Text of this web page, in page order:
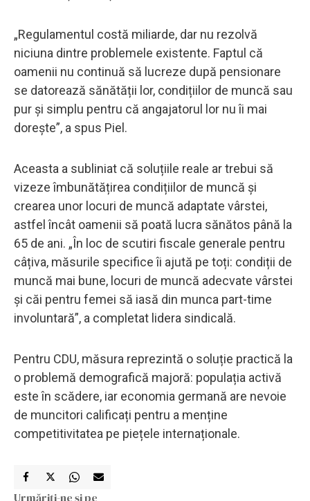
„Regulamentul costă miliarde, dar nu rezolvă
niciuna dintre problemele existente. Faptul că
oamenii nu continuă să lucreze după pensionare
se datorează sănătății lor, condițiilor de muncă sau
pur și simplu pentru că angajatorul lor nu îi mai
dorește”, a spus Piel.
Aceasta a subliniat că soluțiile reale ar trebui să
vizeze îmbunătățirea condițiilor de muncă și
crearea unor locuri de muncă adaptate vârstei,
astfel încât oamenii să poată lucra sănătos până la
65 de ani. „În loc de scutiri fiscale generale pentru
câțiva, măsurile specifice îi ajută pe toți: condiții de
muncă mai bune, locuri de muncă adecvate vârstei
și căi pentru femei să iasă din munca part-time
involuntară”, a completat lidera sindicală.
Pentru CDU, măsura reprezintă o soluție practică la
o problemă demografică majoră: populația activă
este în scădere, iar economia germană are nevoie
de muncitori calificați pentru a menține
competitivitatea pe piețele internaționale.
Urmăriți-ne și pe